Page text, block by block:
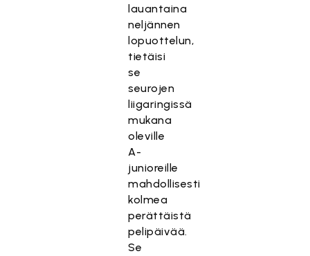
lauantaina
neljännen
lopuottelun,
tietäisi
se
seurojen
liigaringissä
mukana
oleville
A-
junioreille
mahdollisesti
kolmea
perättäistä
pelipäivää.
Se